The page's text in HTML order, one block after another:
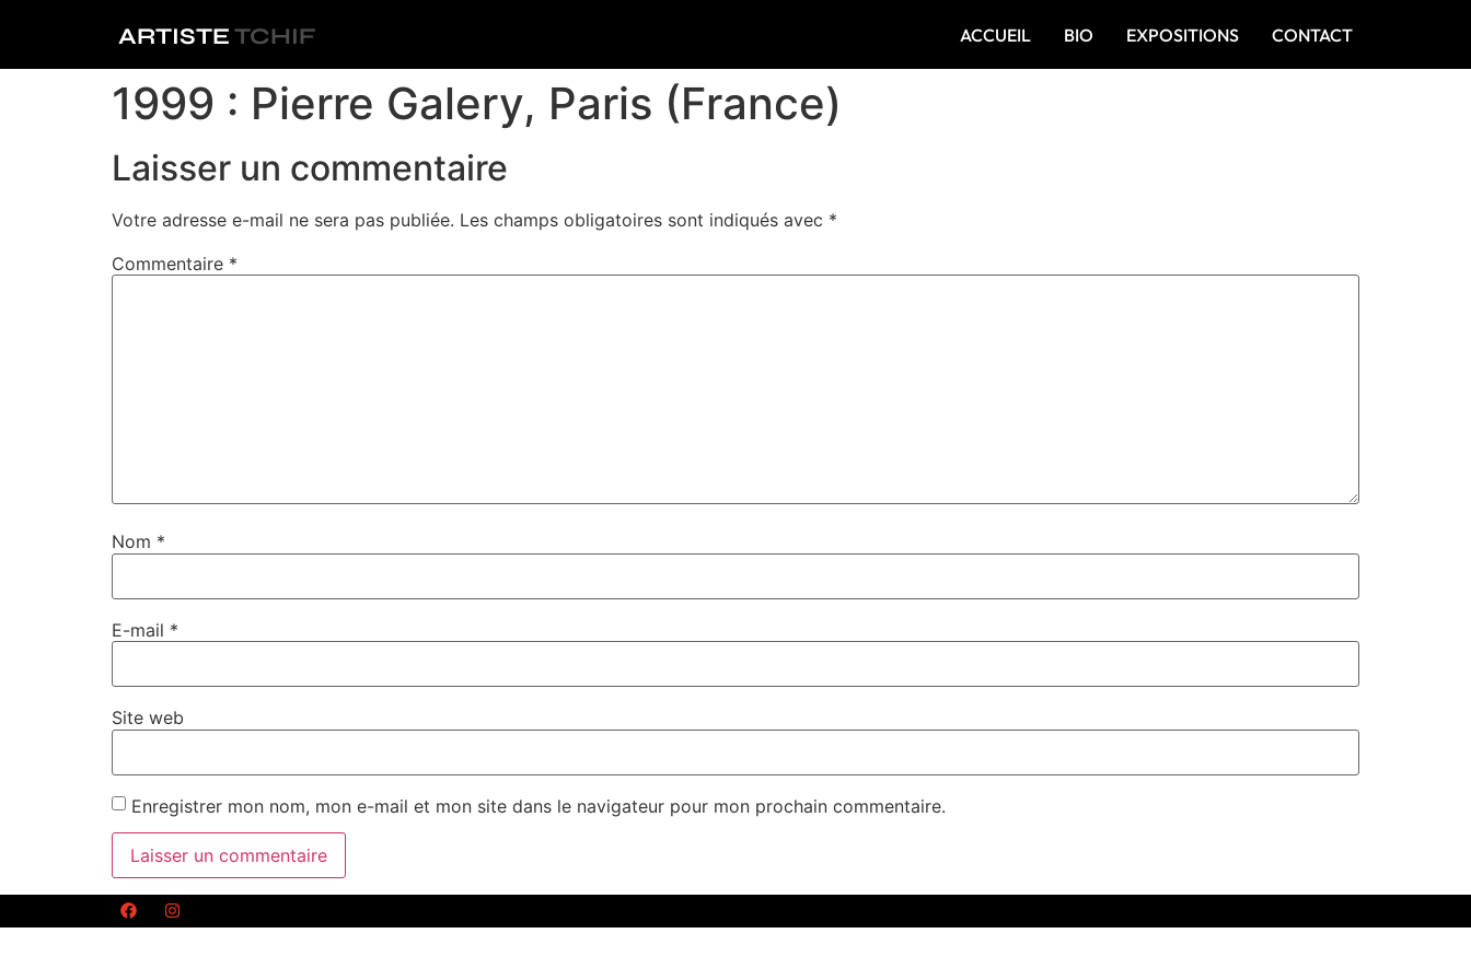
ARTISTE TCHIF ACCUEIL BIO EXPOSITIONS CONTACT
1999 : Pierre Galery, Paris (France)
Laisser un commentaire
Votre adresse e-mail ne sera pas publiée. Les champs obligatoires sont indiqués avec *
Commentaire *
Nom *
E-mail *
Site web
Enregistrer mon nom, mon e-mail et mon site dans le navigateur pour mon prochain commentaire.
Alternative: